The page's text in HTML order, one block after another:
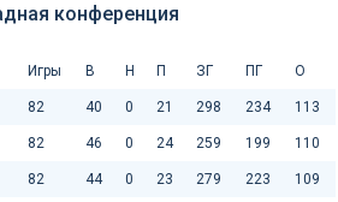
конференция
Игры В Н П ЗГ ПГ О
82 40 0 21 298 234 113
82 46 0 24 259 199 110
82 44 0 23 279 223 109